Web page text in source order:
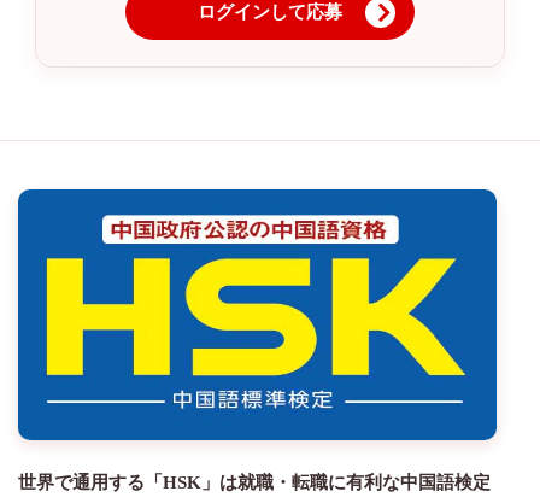
ログインして応募
世界で通用する「HSK」は就職・転職に有利な中国語検定